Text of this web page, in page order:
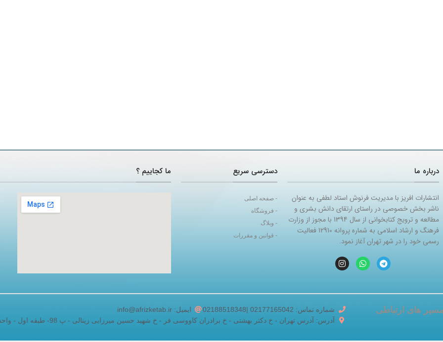
درباره ما
انتشارات افریز با مدیریت فرنوش استاد لطفی به عنوان
ناشر بخش خصوصی در راستای ارتقای دانش بشری و
مطالعه و ترویج کتابخوانی از سال 1394 با مجوز از وزارت
فرهنگ و ارشاد اسلامی به شماره پروانه 12910 فعالیت
رسمی خود را در شهر تهران آغاز نمود.
دسترسی سریع
- صفحه اصلی
- فروشگاه
- وبلاگ
- قوانین و مقررات
ما کجاییم ؟
های ارتباطی شماره تماس: 02177165042 |02188518348
ایمیل: info@afrizketab.ir
آدرس: آدرس تهران - خ دکتر بهشتی - خ برادران کاووسی فر - خ شهید حسین میرزایی زینالی - پ 98- طبقه اول - واحد 5